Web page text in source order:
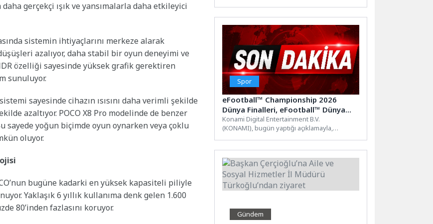
gerçekçi ışık ve yansımalarla daha etkileyici
sistemin ihtiyaçlarını merkeze alarak
azalıyor, daha stabil bir oyun deneyimi ve
özelliği sayesinde yüksek grafik gerektiren
sunuluyor.
sayesinde cihazın ısısını daha verimli şekilde
azaltıyor. POCO X8 Pro modelinde de benzer
sayede yoğun biçimde oyun oynarken veya çoklu
oluyor.
bugüne kadarki en yüksek kapasiteli piliyle
Yaklaşık 6 yıllık kullanıma denk gelen 1.600
80’inden fazlasını koruyor.
Spor
eFootball™ Championship 2026
Dünya Finalleri, eFootball™ Dünya
Festivali sırasında Tayland’ın
Bangkok şehrinde düzenlenecek.
Konami Digital Entertainment B.V.
(KONAMI), bugün yaptığı açıklamayla,
Gündem